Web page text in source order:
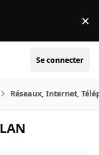
×
Se connecter
Réseaux, Internet,